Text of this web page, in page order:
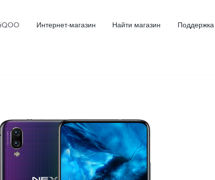
iQOO Интернет-магазин Найти магазин Поддержка
X300 FE Новинка